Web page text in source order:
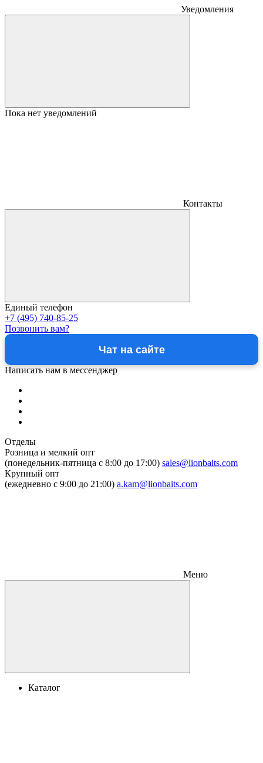
Уведомления
Пока нет уведомлений
Контакты
Единый телефон
+7 (495) 740-85-25
Позвонить вам?
Чат на сайте
Написать нам в мессенджер
Отделы
Розница и мелкий опт
(понедельник-пятница c 8:00 до 17:00) sales@lionbaits.com
Крупный опт
(ежедневно с 9:00 до 21:00) a.kam@lionbaits.com
Меню
Каталог